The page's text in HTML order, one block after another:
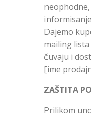
Dajemo
mailing
čuvaju i
[ime
ZAŠTITA
Prilikom